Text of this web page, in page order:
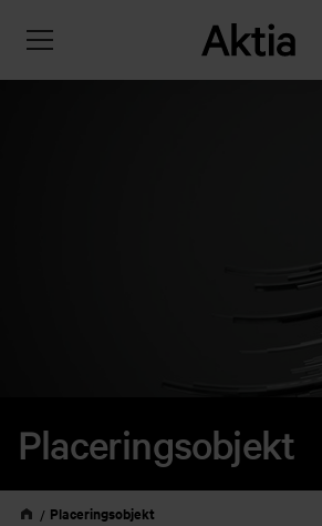
Placeringsobjekt
Placeringsobjekt